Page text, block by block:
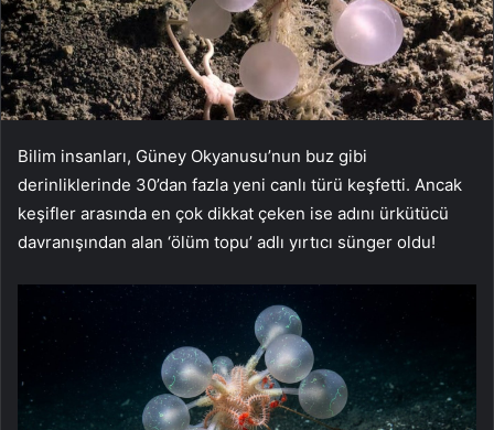
Bilim insanları, Güney Okyanusu’nun buz gibi
derinliklerinde 30’dan fazla yeni canlı türü keşfetti. Ancak
keşifler arasında en çok dikkat çeken ise adını ürkütücü
davranışından alan ‘ölüm topu’ adlı yırtıcı sünger oldu!